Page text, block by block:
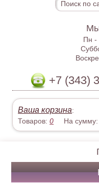
Пн -
+7 (343)
Ваша корзина:
Товаров:0 На